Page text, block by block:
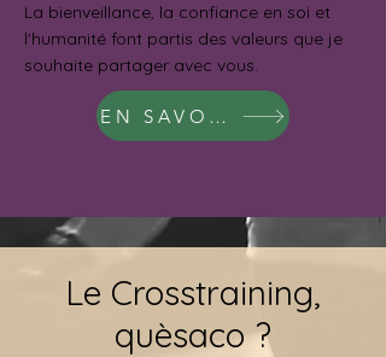
La bienveillance, la confiance en soi et
l'humanité font partis des valeurs que je
souhaite partager avec vous.
EN SAVOIR PLUS
Le Crosstraining,
quèsaco ?